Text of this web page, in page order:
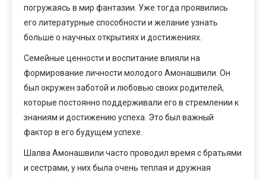
погружаясь в мир фантазии. Уже тогда проявились
его литературные способности и желание узнать
больше о научных открытиях и достижениях.
Семейные ценности и воспитание влияли на
формирование личности молодого Амонашвили. Он
был окружен заботой и любовью своих родителей,
которые постоянно поддерживали его в стремлении к
знаниям и достижению успеха. Это был важный
фактор в его будущем успехе.
Шалва Амонашвили часто проводил время с братьями
и сестрами, у них была очень теплая и дружная